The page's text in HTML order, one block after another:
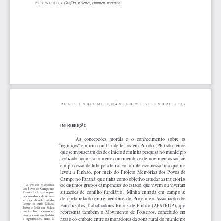
KEY WORDS Conflict, violence, gunmen, narrative.
ruris | volume 9,número 2 | setembro 2015
INTRODUÇÃO
As   concepções   morais   e   o   conhecimento   sobre   os
“jagunços”  em  um  conflito  de  terras  em  Pinhão  (PR)  são  temas
que se impuseram desde o início de minha pesquisa no município,
realizada majoritariamente com membros de movimentos sociais
em processo de luta pela terra. Foi o interesse nessa luta que me
levou  a  Pinhão,  por  meio  do  Projeto  Memórias  dos  Povos  do
Campo no Paraná, que tinha como objetivo estudar as trajetórias
de distintos grupos camponeses do estado, que vivem ou viveram
situações  de  conflito  fundiário 1
.  Minha  entrada  em  campo  se
deu  pela  relação  entre  membros  do  Projeto  e  a  Associação  das
Famílias  dos  Trabalhadores  Rurais  de  Pinhão  (AFATRUP),  que
representa  também  o  Movimento  de  Posseiros,  concebido  em
razão do embate entre os moradores da zona rural do município
1
   O   Projeto   Memórias
dos  Povos  do  Campo  no
Paraná  foi  formado  por
pesquisadores  de  univer-
sidades   daquele   estado,
dentre   os   quais   Liliana
Porto  e  Jefferson  Salles,
que  também  desenvolve-
ram pesquisa em Pinhão,
e   organizaram,   junto   à